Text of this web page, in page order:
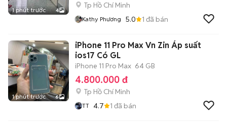
1 phút trước 4
Tp Hồ Chí Minh
Kathy Phương 5.0 1 đã bán
1 phút trước 6
iPhone 11 Pro Max Vn Zin Áp suất
ios17 Có GL
iPhone 11 Pro Max 64 GB
4.800.000 đ
Tp Hồ Chí Minh
TT 4.7 1 đã bán